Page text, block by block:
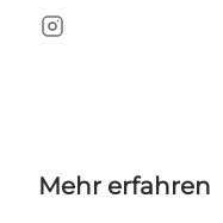
Instagram
Mehr erfahren